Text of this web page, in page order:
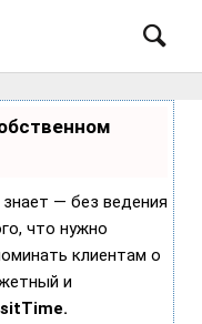
— без ведения
что нужно
клиентам о
и